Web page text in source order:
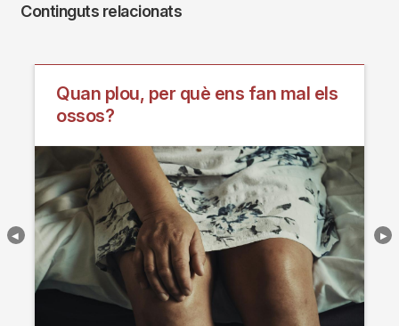
Continguts relacionats
Quan plou, per què ens fan mal els
ossos?